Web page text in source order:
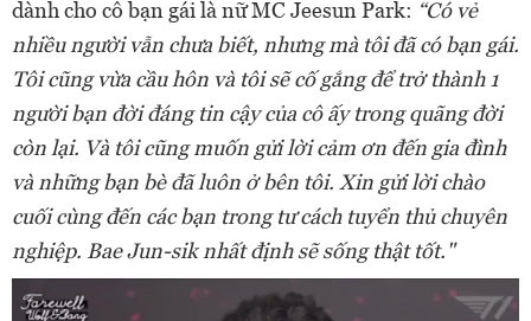
dành cho cô bạn gái là nữ MC Jeesun Park: “Có vẻ
nhiều người vẫn chưa biết, nhưng mà tôi đã có bạn gái.
Tôi cũng vừa cầu hôn và tôi sẽ cố gắng để trở thành 1
người bạn đời đáng tin cậy của cô ấy trong quãng đời
còn lại. Và tôi cũng muốn gửi lời cảm ơn đến gia đình
và những bạn bè đã luôn ở bên tôi. Xin gửi lời chào
cuối cùng đến các bạn trong tư cách tuyển thủ chuyên
nghiệp. Bae Jun-sik nhất định sẽ sống thật tốt."